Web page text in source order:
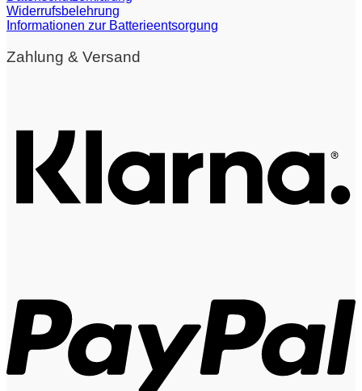
Widerrufsbelehrung
Informationen zur Batterieentsorgung
Zahlung & Versand